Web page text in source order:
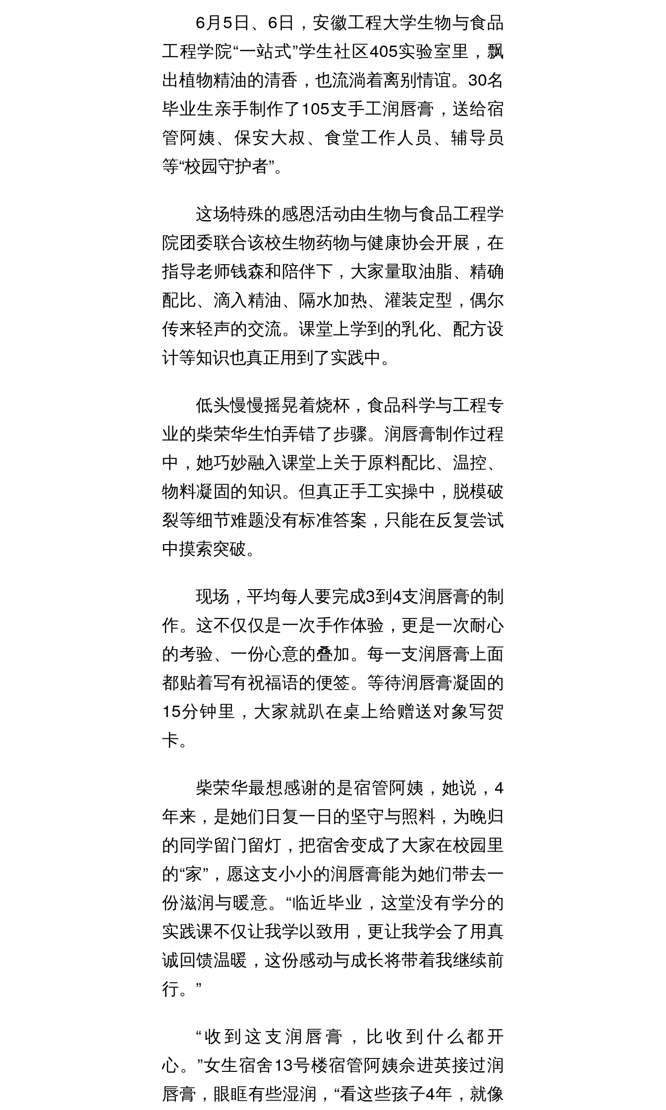
6月5日、6日，安徽工程大学生物与食品
工程学院“一站式”学生社区405实验室里，飘
出植物精油的清香，也流淌着离别情谊。30名
毕业生亲手制作了105支手工润唇膏，送给宿
管阿姨、保安大叔、食堂工作人员、辅导员
等“校园守护者”。
这场特殊的感恩活动由生物与食品工程学
院团委联合该校生物药物与健康协会开展，在
指导老师钱森和陪伴下，大家量取油脂、精确
配比、滴入精油、隔水加热、灌装定型，偶尔
传来轻声的交流。课堂上学到的乳化、配方设
计等知识也真正用到了实践中。
低头慢慢摇晃着烧杯，食品科学与工程专
业的柴荣华生怕弄错了步骤。润唇膏制作过程
中，她巧妙融入课堂上关于原料配比、温控、
物料凝固的知识。但真正手工实操中，脱模破
裂等细节难题没有标准答案，只能在反复尝试
中摸索突破。
现场，平均每人要完成3到4支润唇膏的制
作。这不仅仅是一次手作体验，更是一次耐心
的考验、一份心意的叠加。每一支润唇膏上面
都贴着写有祝福语的便签。等待润唇膏凝固的
15分钟里，大家就趴在桌上给赠送对象写贺
卡。
柴荣华最想感谢的是宿管阿姨，她说，4
年来，是她们日复一日的坚守与照料，为晚归
的同学留门留灯，把宿舍变成了大家在校园里
的“家”，愿这支小小的润唇膏能为她们带去一
份滋润与暖意。“临近毕业，这堂没有学分的
实践课不仅让我学以致用，更让我学会了用真
诚回馈温暖，这份感动与成长将带着我继续前
行。”
“收到这支润唇膏，比收到什么都开
心。”女生宿舍13号楼宿管阿姨佘进英接过润
唇膏，眼眶有些湿润，“看这些孩子4年，就像